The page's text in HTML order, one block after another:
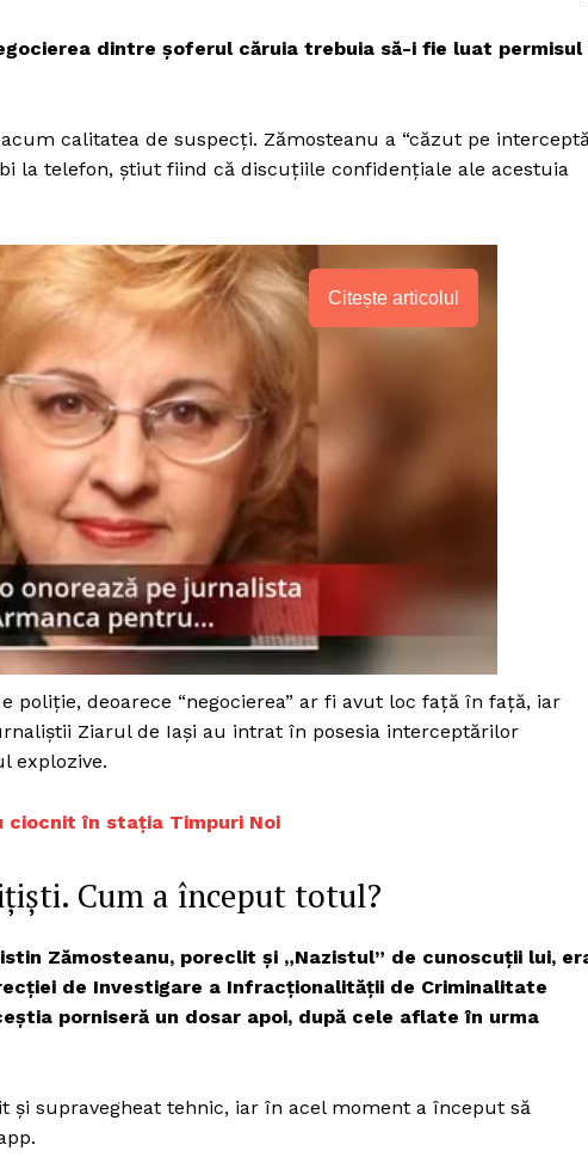
proiect
PRESShub
dintre şoferul căruia trebuia să-i fie luat permisul
calitatea de suspecţi. Zămosteanu a “căzut pe
la telefon, ştiut fiind că discuţiile confidenţiale ale acestuia
Citește articolul
poliţie, deoarece “negocierea” ar fi avut loc faţă în faţă, iar
Ziarul de Iaşi au intrat în posesia interceptărilor
explozive.
ciocnit în staţia Timpuri Noi
Cum a început totul?
Zămosteanu, poreclit şi „Nazistul” de cunoscuții lui,
de Investigare a Infracţionalităţii de Criminalitate
porniseră un dosar apoi, după cele aflate în urma
supravegheat tehnic, iar în acel moment a început să